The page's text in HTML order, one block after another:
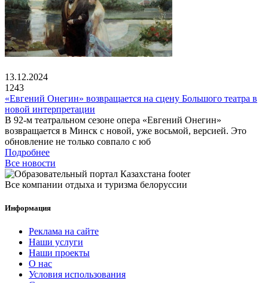
13.12.2024
1243
«Евгений Онегин» возвращается на сцену Большого театра в
новой интерпретации
В 92-м театральном сезоне опера «Евгений Онегин»
возвращается в Минск с новой, уже восьмой, версией. Это
обновление не только совпало с юб
Подробнее
Все новости
Все компании отдыха и туризма белоруссии
Информация
Реклама на сайте
Наши услуги
Наши проекты
О нас
Условия использования